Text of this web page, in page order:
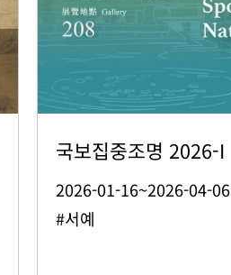
국보집중조명 2026-I
2026-01-16~2026-04-06
#서예